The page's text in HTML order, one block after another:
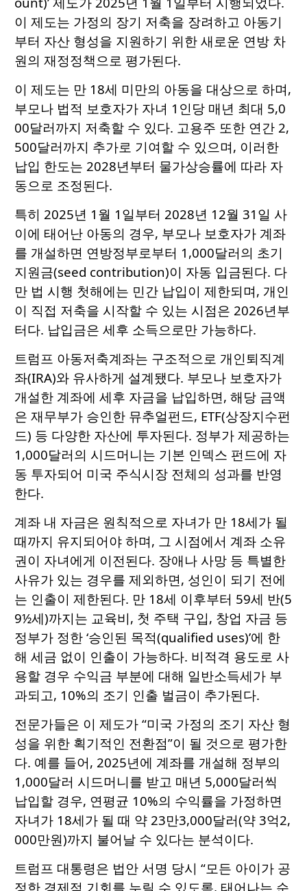
이 제도는 가정의 장기 저축을 장려하고 아동기
부터 자산 형성을 지원하기 위한 새로운 연방 차
원의 재정정책으로 평가된다.
이 제도는 만 18세 미만의 아동을 대상으로 하며,
부모나 법적 보호자가 자녀 1인당 매년 최대 5,0
00달러까지 저축할 수 있다. 고용주 또한 연간 2,
500달러까지 추가로 기여할 수 있으며, 이러한
납입 한도는 2028년부터 물가상승률에 따라 자
동으로 조정된다.
특히 2025년 1월 1일부터 2028년 12월 31일 사
이에 태어난 아동의 경우, 부모나 보호자가 계좌
를 개설하면 연방정부로부터 1,000달러의 초기
지원금(seed contribution)이 자동 입금된다. 다
만 법 시행 첫해에는 민간 납입이 제한되며, 개인
이 직접 저축을 시작할 수 있는 시점은 2026년부
터다. 납입금은 세후 소득으로만 가능하다.
트럼프 아동저축계좌는 구조적으로 개인퇴직계
좌(IRA)와 유사하게 설계됐다. 부모나 보호자가
개설한 계좌에 세후 자금을 납입하면, 해당 금액
은 재무부가 승인한 뮤추얼펀드, ETF(상장지수펀
드) 등 다양한 자산에 투자된다. 정부가 제공하는
1,000달러의 시드머니는 기본 인덱스 펀드에 자
동 투자되어 미국 주식시장 전체의 성과를 반영
한다.
계좌 내 자금은 원칙적으로 자녀가 만 18세가 될
때까지 유지되어야 하며, 그 시점에서 계좌 소유
권이 자녀에게 이전된다. 장애나 사망 등 특별한
사유가 있는 경우를 제외하면, 성인이 되기 전에
는 인출이 제한된다. 만 18세 이후부터 59세 반(5
9½세)까지는 교육비, 첫 주택 구입, 창업 자금 등
정부가 정한 ‘승인된 목적(qualified uses)’에 한
해 세금 없이 인출이 가능하다. 비적격 용도로 사
용할 경우 수익금 부분에 대해 일반소득세가 부
과되고, 10%의 조기 인출 벌금이 추가된다.
전문가들은 이 제도가 “미국 가정의 조기 자산 형
성을 위한 획기적인 전환점”이 될 것으로 평가한
다. 예를 들어, 2025년에 계좌를 개설해 정부의
1,000달러 시드머니를 받고 매년 5,000달러씩
납입할 경우, 연평균 10%의 수익률을 가정하면
자녀가 18세가 될 때 약 23만3,000달러(약 3억2,
000만원)까지 불어날 수 있다는 분석이다.
트럼프 대통령은 법안 서명 당시 “모든 아이가 공
정한 경제적 기회를 누릴 수 있도록, 태어나는 순